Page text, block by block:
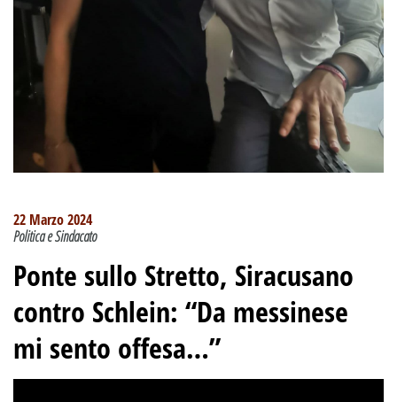
22 Marzo 2024
Politica e Sindacato
Ponte sullo Stretto, Siracusano
contro Schlein: “Da messinese
mi sento offesa…”